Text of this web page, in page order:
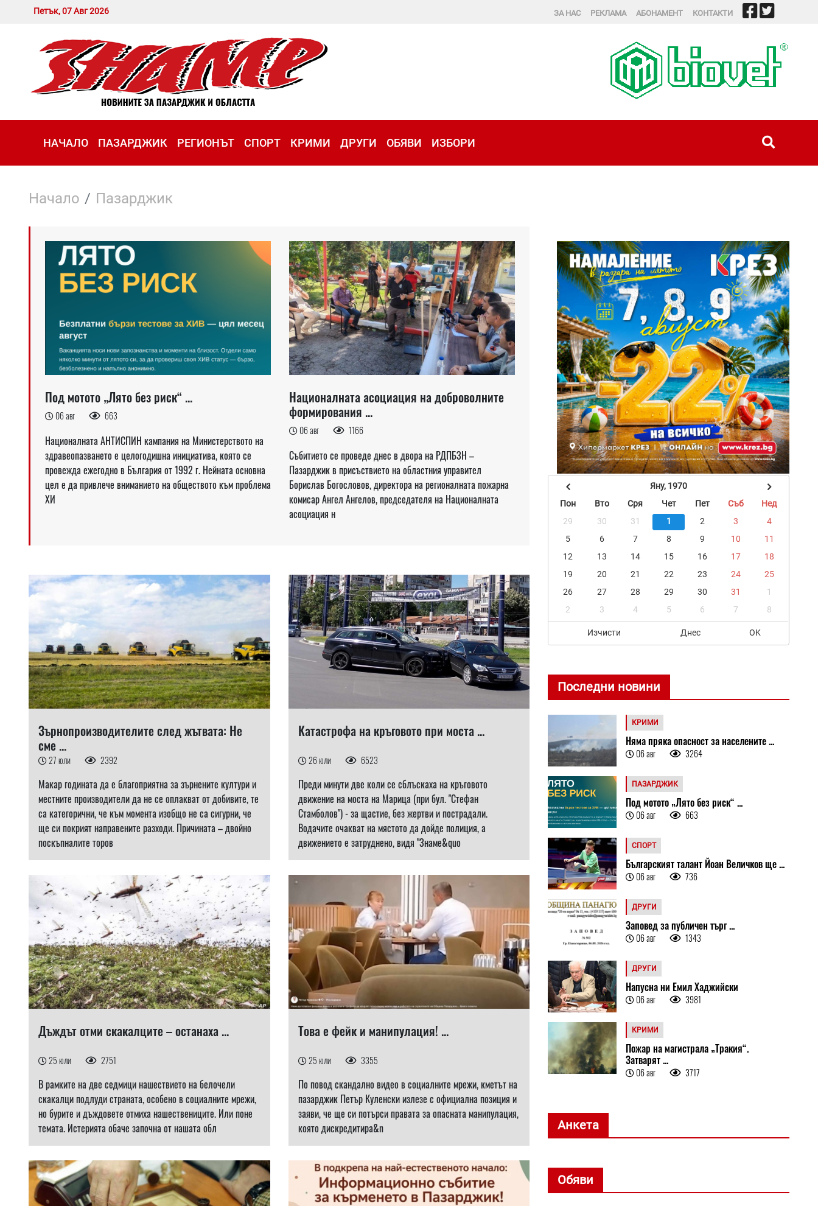
Петък, 07 Авг 2026 ЗА НАС РЕКЛАМА АБОНАМЕНТ КОНТАКТИ
НАЧАЛО ПАЗАРДЖИК РЕГИОНЪТ СПОРТ КРИМИ ДРУГИ ОБЯВИ ИЗБОРИ
Начало Пазарджик
Под мотото „Лято без риск“ ...
06 авг 663
Националната АНТИСПИН кампания на Министерството на
здравеопазването е целогодишна инициатива, която се
провежда ежегодно в България от 1992 г. Нейната основна
цел е да привлече вниманието на обществото към проблема
ХИ
Националната асоциация на доброволните
формирования ...
06 авг 1166
Събитието се проведе днес в двора на РДПБЗН –
Пазарджик в присъствието на областния управител
Борислав Богословов, директора на регионалната пожарна
комисар Ангел Ангелов, председателя на Националната
асоциация н
Зърнопроизводителите след жътвата: Не
сме ...
27 юли 2392
Макар годината да е благоприятна за зърнените култури и
местните производители да не се оплакват от добивите, те
са категорични, че към момента изобщо не са сигурни, че
ще си покрият направените разходи. Причината – двойно
поскъпналите торов
Катастрофа на кръговото при моста ...
26 юли 6523
Преди минути две коли се сблъскаха на кръговото
движение на моста на Марица (при бул. "Стефан
Стамболов") - за щастие, без жертви и пострадали.
Водачите очакват на мястото да дойде полиция, а
движението е затруднено, видя "Знаме&quo
Дъждът отми скакалците – останаха ...
25 юли 2751
В рамките на две седмици нашествието на белочели
скакалци подлуди страната, особено в социалните мрежи,
но бурите и дъждовете отмиха нашествениците. Или поне
темата. Истерията обаче започна от нашата обл
Това е фейк и манипулация! ...
25 юли 3355
По повод скандално видео в социалните мрежи, кметът на
пазарджик Петър Куленски излезе с официална позиция и
заяви, че ще си потърси правата за опасната манипулация,
която дискредитира&n
Яну, 1970
Пон
Вто Сря Чет Пет Съб
Нед
29
30 31 1 2 3
4
5
6 7 8 9 10
11
12
13 14 15 16 17
18
19
20 21 22 23 24
25
26
27 28 29 30 31
1
2
3 4 5 6 7 8
Изчисти Днес OK
Последни новини
КРИМИ
Няма пряка опасност за населените ...
06 авг 3264
ПАЗАРДЖИК
Под мотото „Лято без риск“ ...
06 авг 663
СПОРТ
Българският талант Йоан Величков ще ...
06 авг 736
ДРУГИ
Заповед за публичен търг ...
06 авг 1343
ДРУГИ
Напусна ни Емил Хаджийски
06 авг 3981
КРИМИ
Пожар на магистрала „Тракия“.
Затварят ...
06 авг 3717
Анкета
Обяви